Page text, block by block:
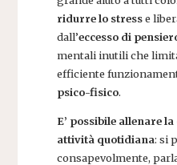
ridurre lo stresse
dall’eccesso di
mentali inutili che
efficiente
psico-fisico.
E’ possibile allenare
attività quotidiana: si
consapevolmente,